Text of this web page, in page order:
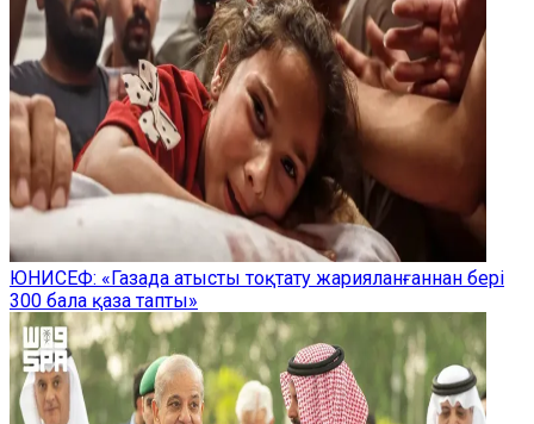
ЮНИСЕФ: «Газада атысты тоқтату жарияланғаннан бері
300 бала қаза тапты»